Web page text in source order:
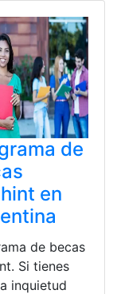
de
en
de becas
Si tienes
inquietud